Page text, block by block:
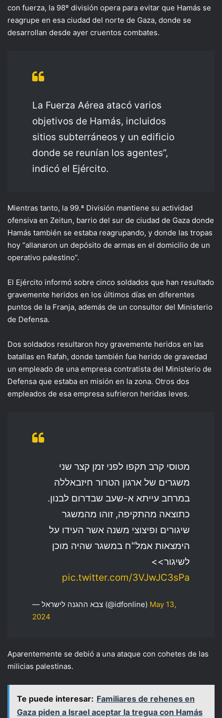
con fuerza, la 98º división opera para evitar que Hamás se
reagrupe en esa ciudad del norte de Gaza, donde se
desarrollan desde ayer cruentos combates.
La Fuerza Aérea atacó varios
objetivos de Hamás, incluidos
sitios subterráneos y un edificio
donde se reunían los agentes”,
indicó el Ejército.
Mientras tanto, la 99.ª División mantiene su actividad
ofensiva en Zeitun, barrio del sur de ciudad de Gaza donde
Hamás también se estaba reagrupando, y donde las tropas
hoy “allanaron un depósito de armas en el domicilio de un
operativo palestino”.
El Ejército informó sobre cinco soldados que han resultado
gravemente heridos en los últimos días en diferentes
puntos de la Franja, además de un consultor del Ministerio
de Defensa.
Dos soldados resultaron hoy gravemente heridos en las
batallas en Rafah, donde también fue herido de gravedad
un empleado de una empresa contratista del Ministerio de
Defensa que estaba en misión en la zona. Otros dos
empleados de esa empresa sufrieron heridas leves.
מטוסי קרב תקפו לפני זמן קצר שני
משגרים של ארגון הטרור חיזבאללה
במרחב עייתא א-שעב שבדרום לבנון.
כתוצאה מהתקיפה, זוהו מהמשגר
שיגורים ופיצוצי משנה אשר העידו על
הימצאות אמל"ח במשגר שהיה מוכן
לשיגור>>
pic.twitter.com/3VJwJC3sPa
— צבא ההגנה לישראל (@idfonline) May 13,
2024
Aparentemente se debió a una ataque con cohetes de las
milicias palestinas.
Te puede interesar: Familiares de rehenes en
Gaza piden a Israel aceptar la tregua con Hamás